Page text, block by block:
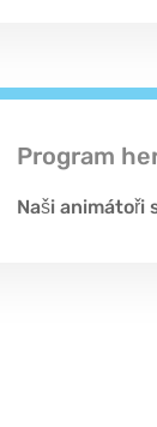
Program
Naši animátoři